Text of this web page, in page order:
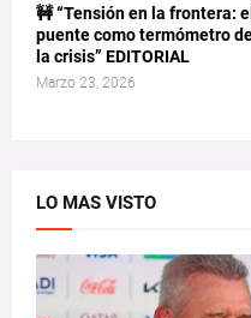
🚧 “Tensión en la frontera: el
puente como termómetro
la crisis” EDITORIAL
Marzo 23, 2026
LO MAS VISTO